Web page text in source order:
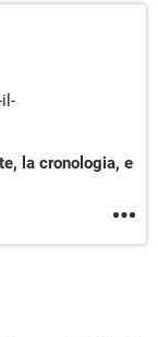
la cronologia, e